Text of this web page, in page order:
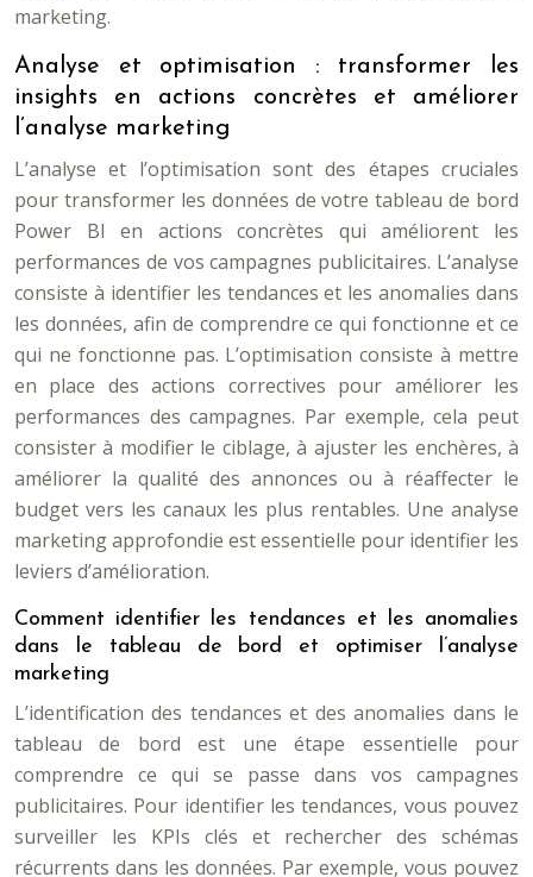
marketing.
Analyse et optimisation : transformer les
insights en actions concrètes et améliorer
l’analyse marketing
L’analyse et l’optimisation sont des étapes cruciales
pour transformer les données de votre tableau de bord
Power BI en actions concrètes qui améliorent les
performances de vos campagnes publicitaires. L’analyse
consiste à identifier les tendances et les anomalies dans
les données, afin de comprendre ce qui fonctionne et ce
qui ne fonctionne pas. L’optimisation consiste à mettre
en place des actions correctives pour améliorer les
performances des campagnes. Par exemple, cela peut
consister à modifier le ciblage, à ajuster les enchères, à
améliorer la qualité des annonces ou à réaffecter le
budget vers les canaux les plus rentables. Une analyse
marketing approfondie est essentielle pour identifier les
leviers d’amélioration.
Comment identifier les tendances et les anomalies
dans le tableau de bord et optimiser l’analyse
marketing
L’identification des tendances et des anomalies dans le
tableau de bord est une étape essentielle pour
comprendre ce qui se passe dans vos campagnes
publicitaires. Pour identifier les tendances, vous pouvez
surveiller les KPIs clés et rechercher des schémas
récurrents dans les données. Par exemple, vous pouvez